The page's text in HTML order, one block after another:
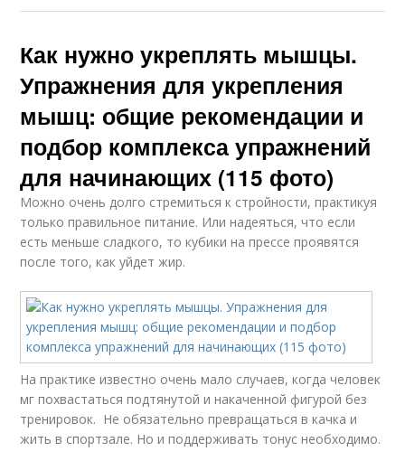
Как нужно укреплять мышцы.
Упражнения для укрепления
мышц: общие рекомендации и
подбор комплекса упражнений
для начинающих (115 фото)
Можно очень долго стремиться к стройности, практикуя
только правильное питание. Или надеяться, что если
есть меньше сладкого, то кубики на прессе проявятся
после того, как уйдет жир.
На практике известно очень мало случаев, когда человек
мг похвастаться подтянутой и накаченной фигурой без
тренировок. Не обязательно превращаться в качка и
жить в спортзале. Но и поддерживать тонус необходимо.